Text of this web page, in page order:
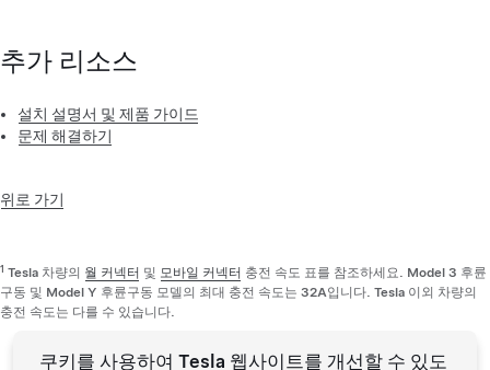
사 전기차의 경우에는 차량 제조사의 지침을 참조하세요.
추가 리소스
설치 설명서 및 제품 가이드
문제 해결하기
위로 가기
1 Tesla 차량의 월 커넥터 및 모바일 커넥터 충전 속도 표를 참조하세요. Model 3 후륜
구동 및 Model Y 후륜구동 모델의 최대 충전 속도는 32A입니다. Tesla 이외 차량의
충전 속도는 다를 수 있습니다.
쿠키를 사용하여 Tesla 웹사이트를 개선할 수 있도